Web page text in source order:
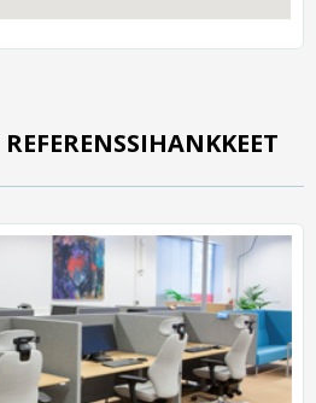
REFERENSSIHANKKEET